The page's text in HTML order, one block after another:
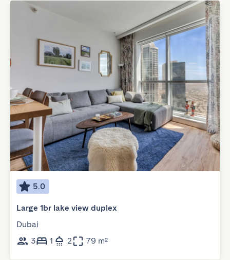
5.0
Large 1br lake view duplex
Dubai
3
1 2 79 m²